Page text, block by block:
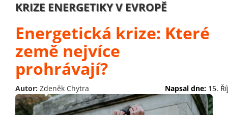
KRIZE ENERGETIKY V EVROPĚ
Energetická krize: Které
země nejvíce
prohrávají?
Autor: Zdeněk Chytra Napsal dne: 15.